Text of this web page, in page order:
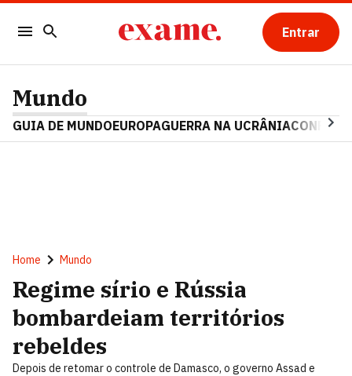
Entrar
Mundo
GUIA DE MUNDOEUROPAGUERRA NA UCRÂNIA
Home Mundo
Regime sírio e Rússia
bombardeiam territórios
rebeldes
Depois de retomar o controle de Damasco, o governo Assad e